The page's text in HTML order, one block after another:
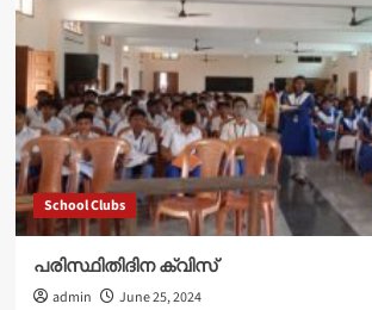
School Clubs
പരിസ്ഥിതിദിന ക്വിസ്
admin June 25, 2024